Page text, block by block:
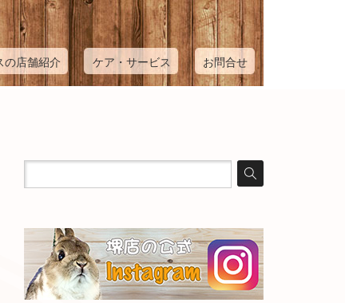
の店舗紹介 ケア・サービス お問合せ